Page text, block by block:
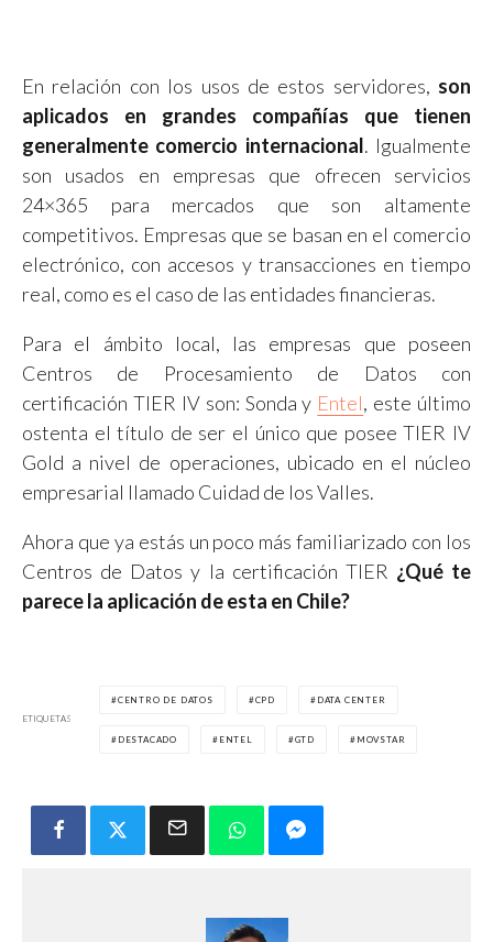
En relación con los usos de estos servidores, son
aplicados en grandes compañías que tienen
generalmente comercio internacional. Igualmente
son usados en empresas que ofrecen servicios
24×365 para mercados que son altamente
competitivos. Empresas que se basan en el comercio
electrónico, con accesos y transacciones en tiempo
real, como es el caso de las entidades financieras.
Para el ámbito local, las empresas que poseen
Centros de Procesamiento de Datos con
certificación TIER IV son: Sonda y Entel, este último
ostenta el título de ser el único que posee TIER IV
Gold a nivel de operaciones, ubicado en el núcleo
empresarial llamado Cuidad de los Valles.
Ahora que ya estás un poco más familiarizado con los
Centros de Datos y la certificación TIER ¿Qué te
parece la aplicación de esta en Chile?
ETIQUETAS
CENTRO DE DATOS CPD DATA CENTER
DESTACADO ENTEL GTD MOVSTAR